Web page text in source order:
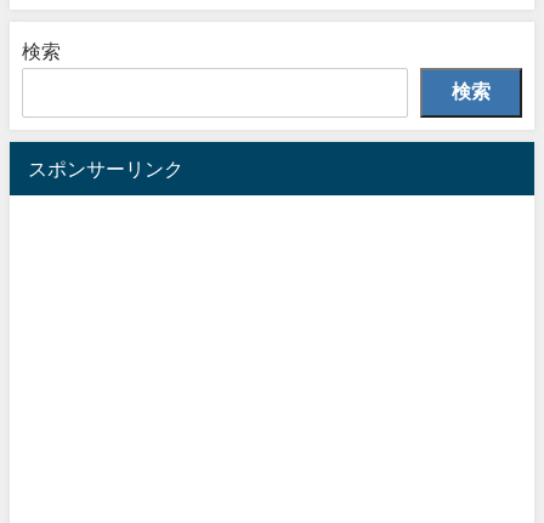
検索
検索
スポンサーリンク